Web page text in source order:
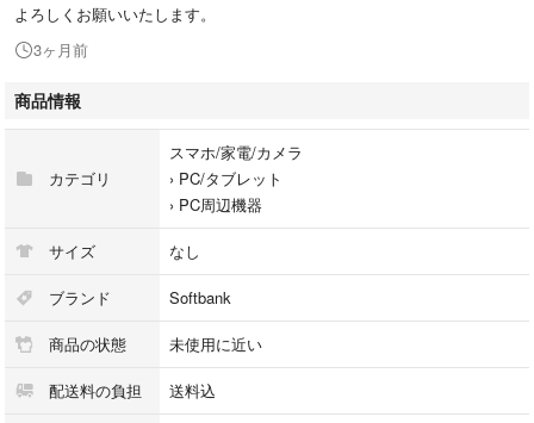
よろしくお願いいたします。
3ヶ月前
商品情報
カテゴリ
スマホ/家電/カメラ
› PC/タブレット
› PC周辺機器
サイズ なし
ブランド Softbank
商品の状態 未使用に近い
配送料の負担 送料込